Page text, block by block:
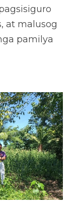
at malusog
pamilya